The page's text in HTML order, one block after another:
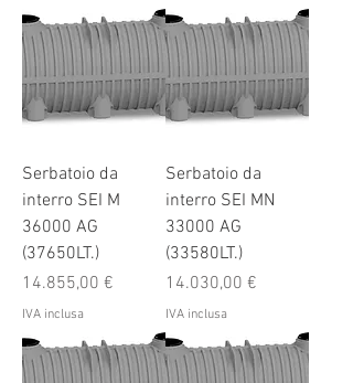
Serbatoio da
interro SEI M
36000 AG
(37650LT.)
Prezzo
14.855,00 €
IVA inclusa
Serbatoio da
interro SEI MN
33000 AG
(33580LT.)
Prezzo
14.030,00 €
IVA inclusa